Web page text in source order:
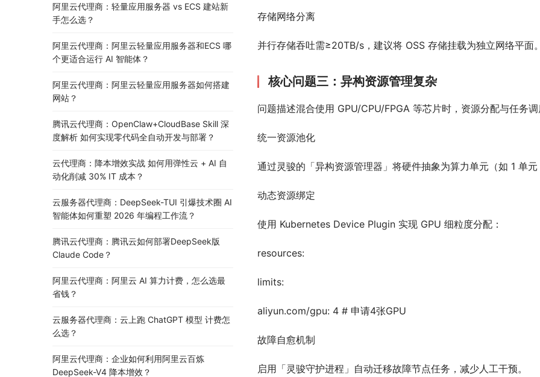
存储网络分离
并行存储吞吐需≥20TB/s，建议将 OSS 存储挂载为独立网络平面
核心问题三：异构资源管理复杂
问题描述混合使用 GPU/CPU/FPGA 等芯片时，资源分配与任务
统一资源池化
通过灵骏的「异构资源管理器」将硬件抽象为算力单元（如 1 单
动态资源绑定
使用 Kubernetes Device Plugin 实现 GPU 细粒度分配：
resources:
limits:
aliyun.com/gpu: 4 # 申请4张GPU
故障自愈机制
启用「灵骏守护进程」自动迁移故障节点任务，减少人工干预。
阿里云代理商：轻量应用服务器 vs ECS 建站新
手怎么选？
阿里云代理商：阿里云轻量应用服务器和ECS 哪
个更适合运行 AI 智能体？
阿里云代理商：阿里云轻量应用服务器如何搭建
网站？
腾讯云代理商：OpenClaw+CloudBase Skill 深
度解析 如何实现零代码全自动开发与部署？
云代理商：降本增效实战 如何用弹性云 + AI 自
动化削减 30% IT 成本？
云服务器代理商：DeepSeek-TUI 引爆技术圈 AI
智能体如何重塑 2026 年编程工作流？
腾讯云代理商：腾讯云如何部署DeepSeek版
Claude Code？
阿里云代理商：阿里云 AI 算力计费，怎么选最
省钱？
云服务器代理商：云上跑 ChatGPT 模型 计费怎
么选？
阿里云代理商：企业如何利用阿里云百炼
DeepSeek-V4 降本增效？